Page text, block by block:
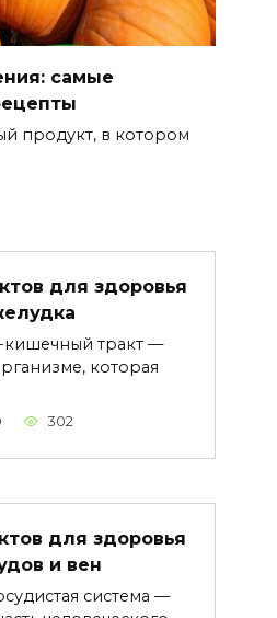
самые
продукт, в котором
для здоровья
тракт —
которая
302
для здоровья
и вен
система —